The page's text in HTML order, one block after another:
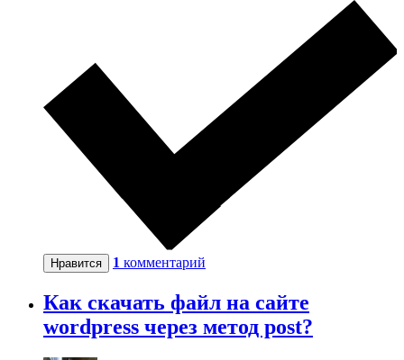
Нравится 1 комментарий
Как скачать файл на сайте
wordpress через метод post?